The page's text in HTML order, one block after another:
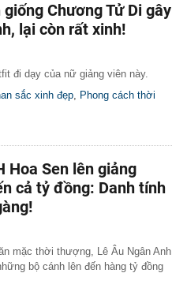
Chương Tử Di gây
lại còn rất xinh!
đi dạy của nữ giảng viên này.
sắc xinh đẹp, Phong cách thời
Hoa Sen lên giảng
cả tỷ đồng: Danh tính
mặc thời thượng, Lê Âu Ngân Anh
bộ cánh lên đến hàng tỷ đồng